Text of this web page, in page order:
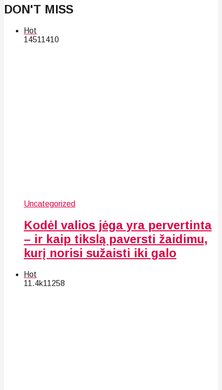
DON'T MISS
Hot
14511410
Uncategorized
Kodėl valios jėga yra pervertinta
– ir kaip tikslą paversti žaidimu,
kurį norisi sužaisti iki galo
Hot
11.4k11258